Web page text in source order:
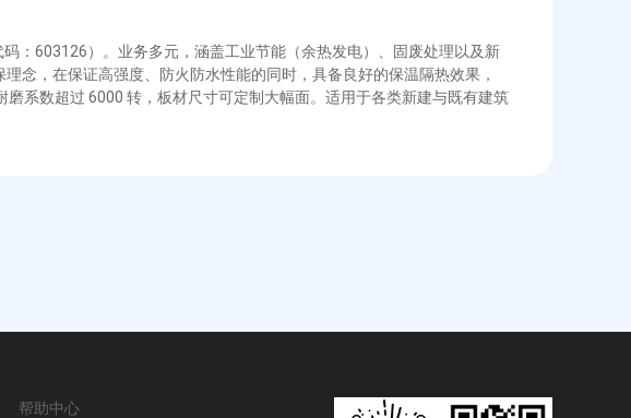
：603126）。业务多元，涵盖工业节能（余热发电）、固废处理以及新
念，在保证高强度、防火防水性能的同时，具备良好的保温隔热效果，
系数超过 6000 转，板材尺寸可定制大幅面。适用于各类新建与既有建筑
帮助中心